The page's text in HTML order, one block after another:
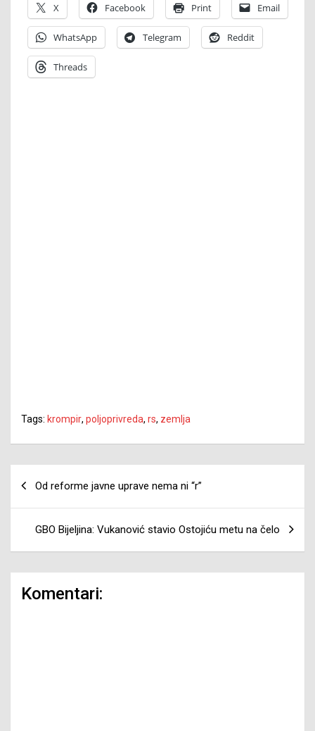
X Facebook Print Email
WhatsApp Telegram Reddit
Threads
Tags: krompir, poljoprivreda, rs, zemlja
Od reforme javne uprave nema ni “r”
GBO Bijeljina: Vukanović stavio Ostojiću metu na čelo
Komentari: